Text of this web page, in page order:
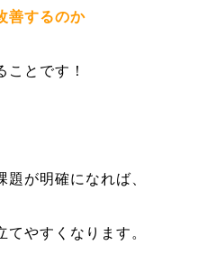
善するのか
ことです！
題が明確になれば、
てやすくなります。